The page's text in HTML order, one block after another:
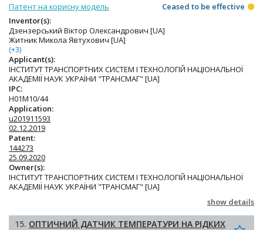
Патент на корисну модель
Ceased to be effective
Inventor(s):
Дзензерський Віктор Олександрович [UA]
Житник Микола Явтухович [UA]
(+3)
Applicant(s):
ІНСТИТУТ ТРАНСПОРТНИХ СИСТЕМ І ТЕХНОЛОГІЙ НАЦІОНАЛЬНОЇ
АКАДЕМІЇ НАУК УКРАЇНИ "ТРАНСМАГ" [UA]
IPC:
H01M10/44
Application:
u201911593
02.12.2019
Patent:
144273
25.09.2020
Owner(s):
ІНСТИТУТ ТРАНСПОРТНИХ СИСТЕМ І ТЕХНОЛОГІЙ НАЦІОНАЛЬНОЇ
АКАДЕМІЇ НАУК УКРАЇНИ "ТРАНСМАГ" [UA]
show details
15. ОПТИЧНИЙ ДАТЧИК ТЕМПЕРАТУРИ НА РІДКИХ